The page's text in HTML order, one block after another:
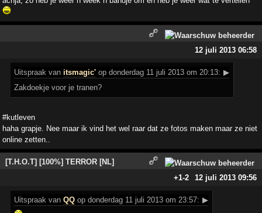
12 juli 2013 06:58
Uitspraak vanitsmagic' op donderdag 11 juli 2013 om 20:13: ▶
Zakdoekje voor je tranen?
#kutleven
haha grapje. Nee maar ik vind het wel raar dat ze fotos maken maar ze niet
online zetten..
[T.H.O.T] [100%] TERROR [NL]
+1-2 12 juli 2013 09:56
Uitspraak vanQQ op donderdag 11 juli 2013 om 23:57: ▶